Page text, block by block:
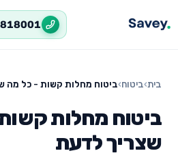
בית›ביטוח›ביטוח מחלות קשות - כל מה
ביטוח מחלות
שצריך לדעת